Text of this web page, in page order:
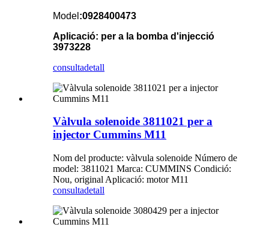
Model :0928400473
Aplicació: per a la bomba d'injecció
3973228
consultadetall
Vàlvula solenoide 3811021 per a
injector Cummins M11
Nom del producte: vàlvula solenoide Número de
model: 3811021 Marca: CUMMINS Condició:
Nou, original Aplicació: motor M11
consultadetall